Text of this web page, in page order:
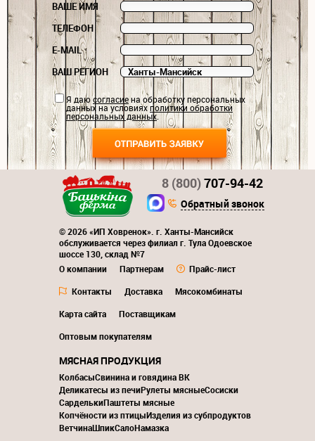
ВАШЕ ИМЯ
ТЕЛЕФОН
E-MAIL
ВАШ РЕГИОН
Я даюсогласиена обработку персональных
данных на условияхполитики обработки
персональных данных.
© 2026 «ИП Ховренок». г. Ханты-Мансийск
обслуживается через филиал г. Тула Одоевское
шоссе 130, склад №7
О компании
Партнерам
Прайс-лист
Контакты
Доставка
Мясокомбинаты
Карта сайта
Поставщикам
Оптовым покупателям
8 (800)707-94-42
Обратный звонок
МЯСНАЯ ПРОДУКЦИЯ
КолбасыСвинина и говядина ВК
Деликатесы из печиРулеты мясныеСосиски
СарделькиПаштеты мясные
Копчёности из птицыИзделия из субпродуктов
ВетчинаШпикСалоНамазка